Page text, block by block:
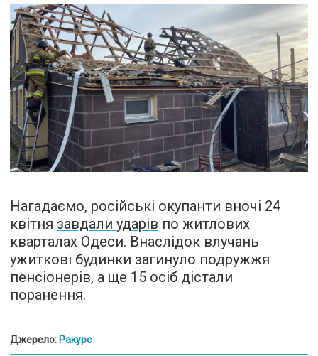
Нагадаємо, російські окупанти вночі 24
квітня завдали ударів по житлових
кварталах Одеси. Внаслідок влучань
ужиткові будинки загинуло подружжя
пенсіонерів, а ще 15 осіб дістали
поранення.
Джерело: Ракурс